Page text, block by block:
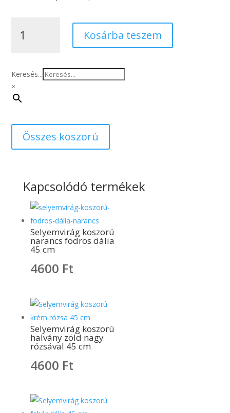
koszorú
dália
cm
mennyiség
Kosárba teszem
Keresés...
×
Összes koszorú
Kapcsolódó termékek
Selyemvirág koszorú
narancs fodros dália
45 cm
4600 Ft
Selyemvirág koszorú
halvány zöld nagy
rózsával 45 cm
4600 Ft